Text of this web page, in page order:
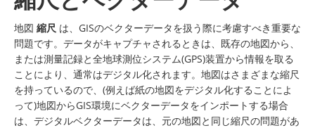
地図 縮尺 は、GISのベクターデータを扱う際に考慮すべき重要な
問題です。データがキャプチャされるときは、既存の地図から、
または測量記録と全地球測位システム(GPS)装置から情報を取る
ことにより、通常はデジタル化されます。地図はさまざまな縮尺
を持っているので、(例えば紙の地図をデジタル化することによ
って)地図からGIS環境にベクターデータをインポートする場合
は、デジタルベクターデータは、元の地図と同じ縮尺の問題があ